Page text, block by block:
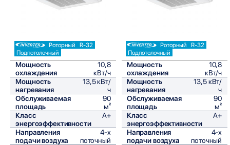
Роторный
R-32
Подпотолочный
Мощность
охлаждения
10,8
кВт/ч
Мощность
нагревания
13,5 кВт/
ч
Обслуживаемая
площадь
90
м²
Класс
энергоэффективности
A+
Направления
подачи воздуха
4-х
поточный
Роторный
R-32
Подпотолочный
Мощность
охлаждения
10,8
кВт/ч
Мощность
нагревания
13,5 кВт/
ч
Обслуживаемая
площадь
90
м²
Класс
энергоэффективности
A+
Направления
подачи воздуха
4-х
поточный